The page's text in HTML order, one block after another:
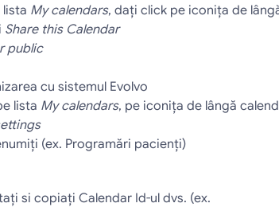
My calendars, daţi click pe iconiţa de
Share this Calendar
public
cu sistemul Evolvo
lista My calendars, pe iconiţa de lângă
(ex. Programări pacienţi)
si copiaţi Calendar Id-ul dvs. (ex.